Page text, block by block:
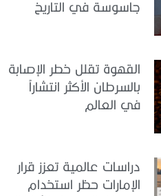
جاسوسة في التاريخ
القهوة تقلل خطر الإصابة
بالسرطان الأكثر انتشاراً
في العالم
دراسات عالمية تعزز قرار
الإمارات حظر استخدام